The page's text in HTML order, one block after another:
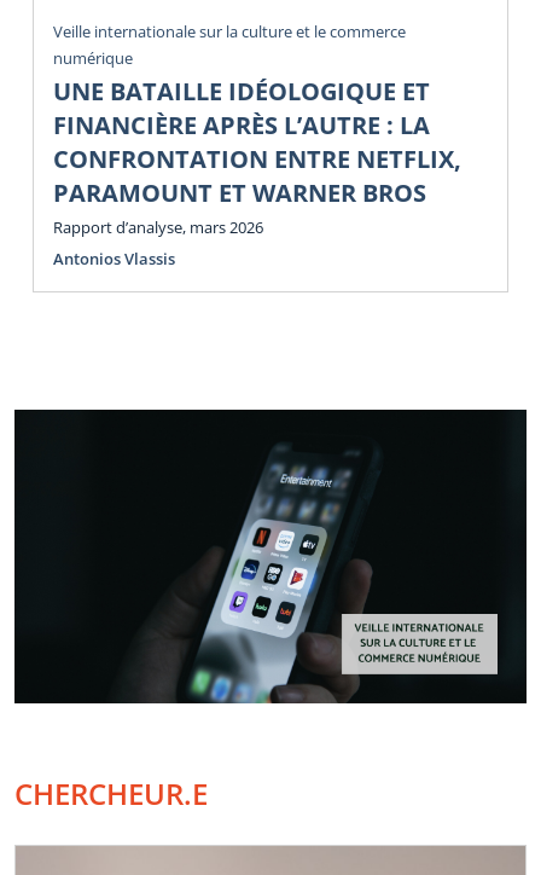
Veille internationale sur la culture et le commerce
numérique
UNE BATAILLE IDÉOLOGIQUE ET
FINANCIÈRE APRÈS L’AUTRE : LA
CONFRONTATION ENTRE NETFLIX,
PARAMOUNT ET WARNER BROS
Rapport d’analyse, mars 2026
Antonios Vlassis
CHERCHEUR.E